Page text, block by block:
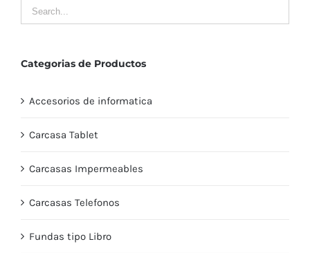
Categorias de Productos
Accesorios de informatica
Carcasa Tablet
Carcasas Impermeables
Carcasas Telefonos
Fundas tipo Libro